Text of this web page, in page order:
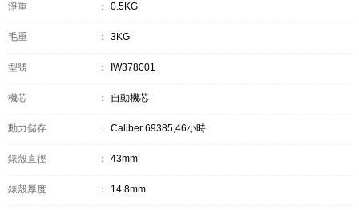
淨重 ： 0.5KG
毛重 ： 3KG
型號 ： IW378001
機芯 ： 自動機芯
動力儲存 ： Caliber 69385,46小時
錶殼直徑 ： 43mm
錶殼厚度 ： 14.8mm